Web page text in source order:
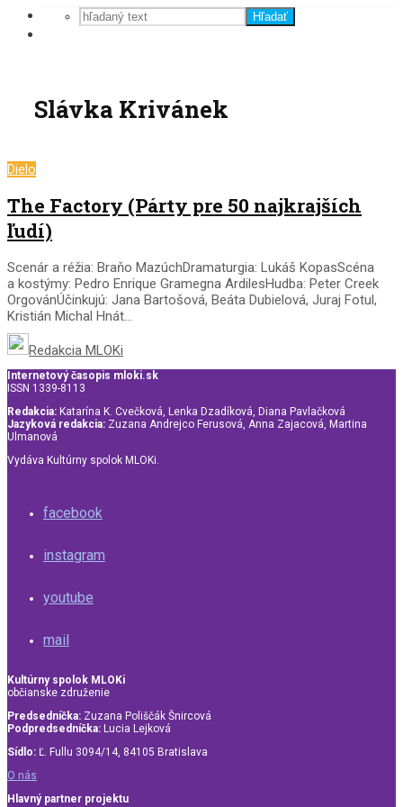
Hľadať
Slávka Krivánek
Dielo
The Factory (Párty pre 50 najkrajších
ľudí)
Scenár a réžia: Braňo MazúchDramaturgia: Lukáš KopasScéna
a kostýmy: Pedro Enrique Gramegna ArdilesHudba: Peter Creek
OrgovánÚčinkujú: Jana Bartošová, Beáta Dubielová, Juraj Fotul,
Kristián Michal Hnát...
Redakcia MLOKi
Internetový časopis mloki.sk
ISSN 1339-8113
Redakcia: Katarína K. Cvečková, Lenka Dzadíková, Diana Pavlačková
Jazyková redakcia: Zuzana Andrejco Ferusová, Anna Zajacová, Martina
Ulmanová
Vydáva Kultúrny spolok MLOKi.
facebook
instagram
youtube
mail
Kultúrny spolok MLOKi
občianske združenie
Predsedníčka: Zuzana Poliščák Šnircová
Podpredsedníčka: Lucia Lejková
Sídlo: Ľ. Fullu 3094/14, 84105 Bratislava
O nás
Hlavný partner projektu